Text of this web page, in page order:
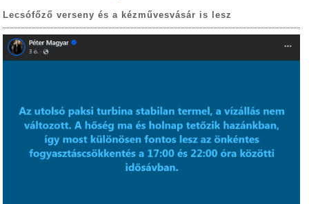
Lecsófőző verseny és a kézművesvásár is lesz